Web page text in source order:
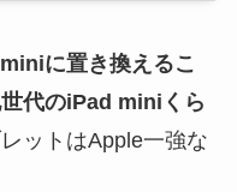
に置き換えるこ
代のiPad mini くら
ットはApple一強な